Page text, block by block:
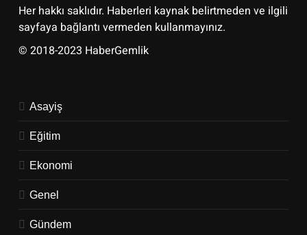
Her hakkı saklıdır. Haberleri kaynak belirtmeden ve ilgili
sayfaya bağlantı vermeden kullanmayınız.
© 2018-2023 HaberGemlik
Asayiş
Eğitim
Ekonomi
Genel
Gündem